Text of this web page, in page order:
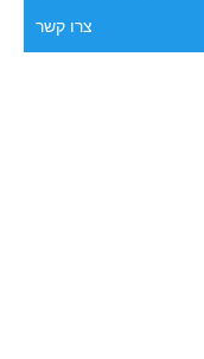
צרו קשר